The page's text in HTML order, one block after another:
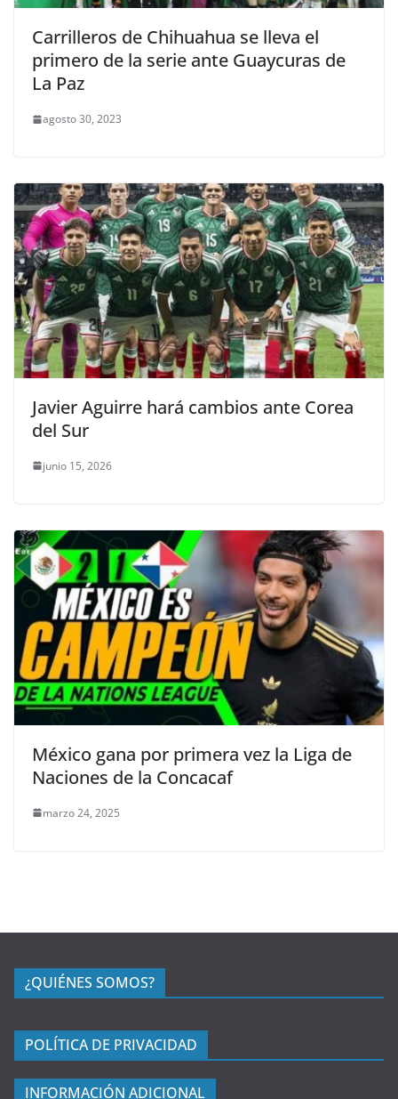
Carrilleros de Chihuahua se lleva el
primero de la serie ante Guaycuras de
La Paz
agosto 30, 2023
Javier Aguirre hará cambios ante Corea
del Sur
junio 15, 2026
México gana por primera vez la Liga de
Naciones de la Concacaf
marzo 24, 2025
¿QUIÉNES SOMOS?
POLÍTICA DE PRIVACIDAD
INFORMACIÓN ADICIONAL